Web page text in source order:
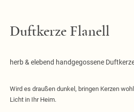
Duftkerze Flanell
herb & elebend handgegossene
Wird es draußen dunkel, bringen Kerzen
Licht in Ihr Heim.